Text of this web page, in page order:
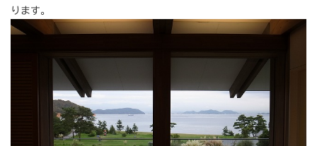
ります。